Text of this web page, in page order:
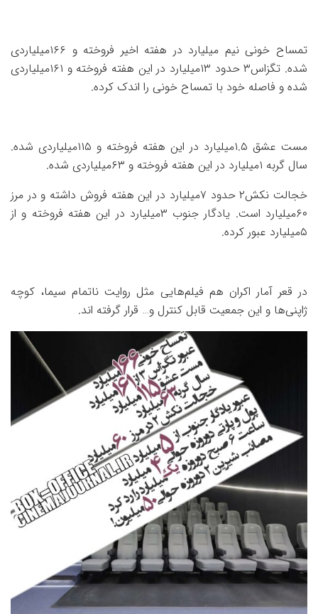
تمساح خونی نیم میلیارد در هفته اخیر فروخته و ۱۶۶میلیاردی
شده. تگزاس۳ حدود ۱۳میلیارد در این هفته فروخته و ۱۶۱میلیاردی
شده و فاصله خود با تمساح خونی را اندک کرده.
مست عشق ۱.۵میلیارد در این هفته فروخته و ۱۱۵میلیاردی شده.
سال گربه ۱میلیارد در این هفته فروخته و ۶۳میلیاردی شده.
خجالت نکش۲ حدود ۷میلیارد در این هفته فروش داشته و در مرز
۶۰میلیارد است. یادگار جنوب ۳میلیارد در این هفته فروخته و از
۵میلیارد عبور کرده‌.
در قعر آمار اکران هم فیلم‌هایی مثل روایت ناتمام سیما، کوچه
ژاپنی‌ها و این جمعیت قابل کنترل و… قرار گرفته اند.